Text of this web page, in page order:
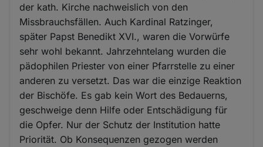
der kath. Kirche nachweislich von den
Missbrauchsfällen. Auch Kardinal Ratzinger,
später Papst Benedikt XVI., waren die Vorwürfe
sehr wohl bekannt. Jahrzehntelang wurden die
pädophilen Priester von einer Pfarrstelle zu einer
anderen zu versetzt. Das war die einzige Reaktion
der Bischöfe. Es gab kein Wort des Bedauerns,
geschweige denn Hilfe oder Entschädigung für
die Opfer. Nur der Schutz der Institution hatte
Priorität. Ob Konsequenzen gezogen werden